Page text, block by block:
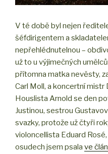
V té době byl nejen
šéfdirigentem a
nepřehlédnutelnou –
už to u výjimečných
přítomna matka nevěsty,
Carl Moll, a koncertní mistr
Houslista Arnold se den
Justinou, sestrou
svazky, protože už čtyři
violoncellista Eduard
osudech jsem psala ve